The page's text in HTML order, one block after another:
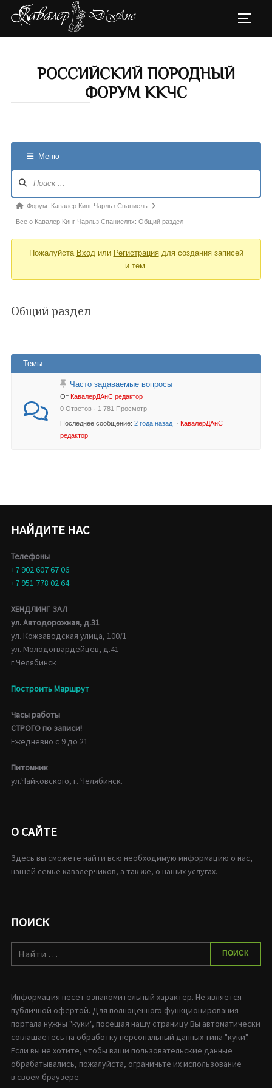
Перейти
РОССИЙСКИЙ ПОРОДНЫЙ
ФОРУМ ККЧС
Меню
Форума
Форум
breadcrumbs
Форум. Кавалер Кинг Чарльз Спаниель
Все о Кавалер Кинг Чарльз Спаниелях: Общий раздел
Пожалуйста Вход или Регистрациядля создания записей
и тем.
Общий раздел
Темы
Часто задаваемые вопросы
От КавалерДАнС редактор
0 Ответов · 1 781 Просмотр
Последнее сообщение: 2 года назад · КавалерДАнС
редактор
НАЙДИТЕ НАС
Телефоны
+7 902 607 67 06
+7 951 778 02 64
ХЕНДЛИНГ ЗАЛ
ул. Автодорожная, д.31
ул. Кожзаводская улица, 100/1
ул. Молодогвардейцев, д.41
г.Челябинск
Построить Маршрут
Часы работы
СТРОГО по записи!
Ежедневно с 9 до 21
Питомник
ул.Чайковского, г. Челябинск.
О САЙТЕ
Здесь вы сможете найти всю необходимую информацию о нас,
нашей семье кавалерчиков, а так же, о наших услугах.
ПОИСК
Искать:
ПОИСК
Информация несет ознакомительный характер. Не является
публичной офертой. Для полноценного функционирования
портала нужны "куки", посещая нашу страницу Вы автоматически
соглашаетесь на обработку персональный данных типа "куки".
Если вы не хотите, чтобы ваши пользовательские данные
обрабатывались, пожалуйста, ограничьте их использование
в своём браузере.